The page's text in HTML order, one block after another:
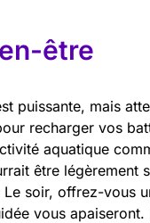
être
puissante, mais
recharger vos
aquatique
être légèrement
soir, offrez-vous
vous